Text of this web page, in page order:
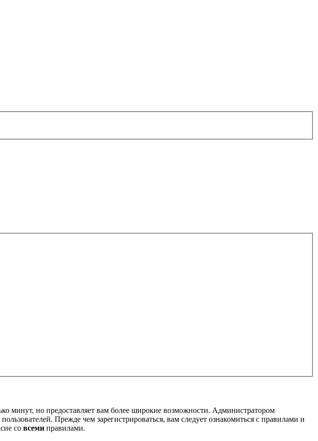
минут, но предоставляет вам более широкие возможности. Администратором
Прежде чем зарегистрироваться, вам следует ознакомиться с правилами и
со всеми правилами.